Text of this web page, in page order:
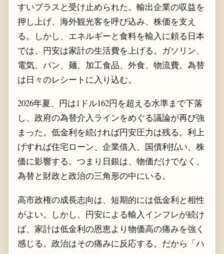
すいプラスと受け止められた。輸出企業の収益を
押し上げ、海外観光客を呼び込み、株価を支え
る。しかし、エネルギーと食料を輸入に頼る日本
では、円安は家計の生活費を上げる。ガソリン、
電気、パン、麺、加工食品、外食、物流費。為替
は日々のレシートに入り込む。
2026年夏、円は1ドル162円を超える水準まで下落
し、政府の為替介入ラインをめぐる議論が再び強
まった。低金利を続ければ円安圧力は残る。利上
げすれば住宅ローン、企業借入、国債利払い、株
価に影響する。つまり日銀は、物価だけでなく、
為替と財政と政治の三角形の中にいる。
高市政権の成長志向は、短期的には低金利と相性
がよい。しかし、円安による輸入インフレが続け
ば、家計は低金利の恩恵より物価高の痛みを強く
感じる。政治はその痛みに反応する。だから「ハ